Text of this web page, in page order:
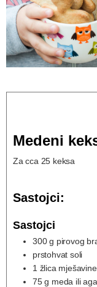
Medeni
Za cca 25 keksa
Sastojci:
Sastojci
300 g pirovog
prstohvat soli
1 žlica
75 g meda ili